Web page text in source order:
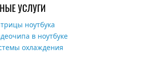
УСЛУГИ
ноутбука
в ноутбуке